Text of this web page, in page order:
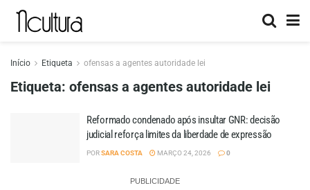
Início Etiqueta ofensas a agentes autoridade lei
Etiqueta: ofensas a agentes autoridade lei
Reformado condenado após insultar GNR: decisão
judicial reforça limites da liberdade de expressão
PORSARA COSTA MARÇO 24, 2026 0
PUBLICIDADE